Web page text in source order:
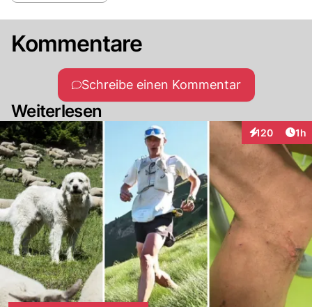
Kommentare
Schreibe einen Kommentar
Weiterlesen
120
Interaktionen
1h